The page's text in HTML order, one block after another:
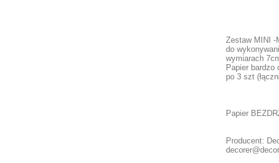
Zestaw MINI -
do
wymiarach
Papier bardzo
po 3 szt
Papier
Producent: